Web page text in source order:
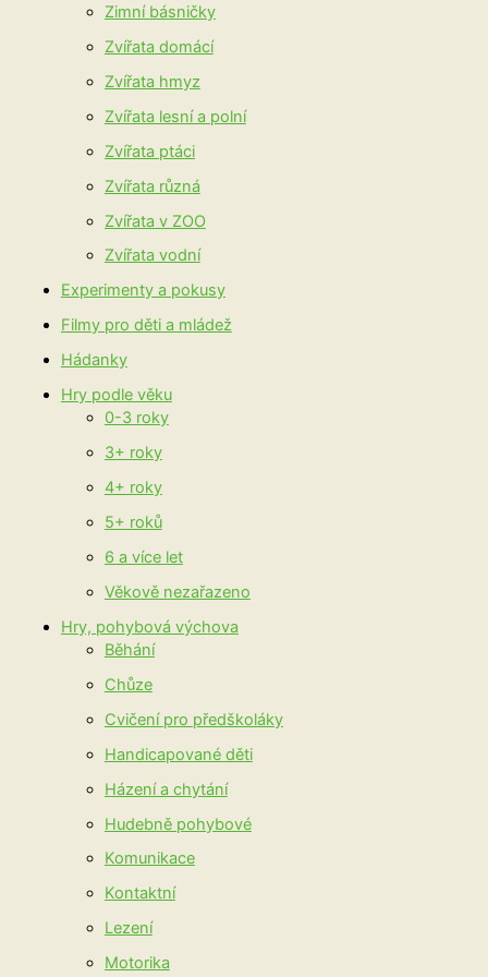
Zimní básničky
Zvířata domácí
Zvířata hmyz
Zvířata lesní a polní
Zvířata ptáci
Zvířata různá
Zvířata v ZOO
Zvířata vodní
Experimenty a pokusy
Filmy pro děti a mládež
Hádanky
Hry podle věku
0-3 roky
3+ roky
4+ roky
5+ roků
6 a více let
Věkově nezařazeno
Hry, pohybová výchova
Běhání
Chůze
Cvičení pro předškoláky
Handicapované děti
Házení a chytání
Hudebně pohybové
Komunikace
Kontaktní
Lezení
Motorika